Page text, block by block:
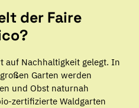
der Faire
auf Nachhaltigkeit gelegt. In
Garten werden
und Obst naturnah
zertifizierte Waldgarten